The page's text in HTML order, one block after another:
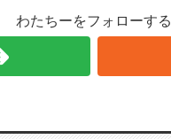
わたちーをフォローする